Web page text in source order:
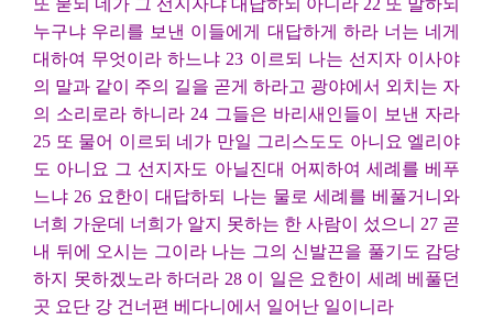
또 묻되 네가 그 선지자냐 대답하되 아니라 22 또 말하되
누구냐 우리를 보낸 이들에게 대답하게 하라 너는 네게
대하여 무엇이라 하느냐 23 이르되 나는 선지자 이사야
의 말과 같이 주의 길을 곧게 하라고 광야에서 외치는 자
의 소리로라 하니라 24 그들은 바리새인들이 보낸 자라
25 또 물어 이르되 네가 만일 그리스도도 아니요 엘리야
도 아니요 그 선지자도 아닐진대 어찌하여 세례를 베푸
느냐 26 요한이 대답하되 나는 물로 세례를 베풀거니와
너희 가운데 너희가 알지 못하는 한 사람이 섰으니 27 곧
내 뒤에 오시는 그이라 나는 그의 신발끈을 풀기도 감당
하지 못하겠노라 하더라 28 이 일은 요한이 세례 베풀던
곳 요단 강 건너편 베다니에서 일어난 일이니라